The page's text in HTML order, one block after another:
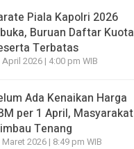
Piala Kapolri 2026
Buruan Daftar Kuota
Terbatas
April 2026 | 4:00 pm WIB
Ada Kenaikan Harga
per 1 April, Masyarakat
Tenang
Maret 2026 | 8:49 pm WIB